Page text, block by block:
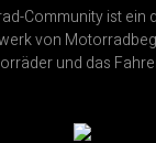
Community ist ein
von
und das